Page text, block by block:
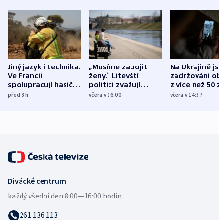
Jiný jazyk i technika.
Ve Francii
spolupracují hasiči z
různých zemí
před 8h
„Musíme zapojit
ženy.“ Litevští
politici zvažují
dohodu o
včera v 16:00
Na Ukrajině
zadržováni
z více než 50
Bojovali na
včera v 14:37
Divácké centrum
každý všední den:8:00—16:00 hodin
261 136 113